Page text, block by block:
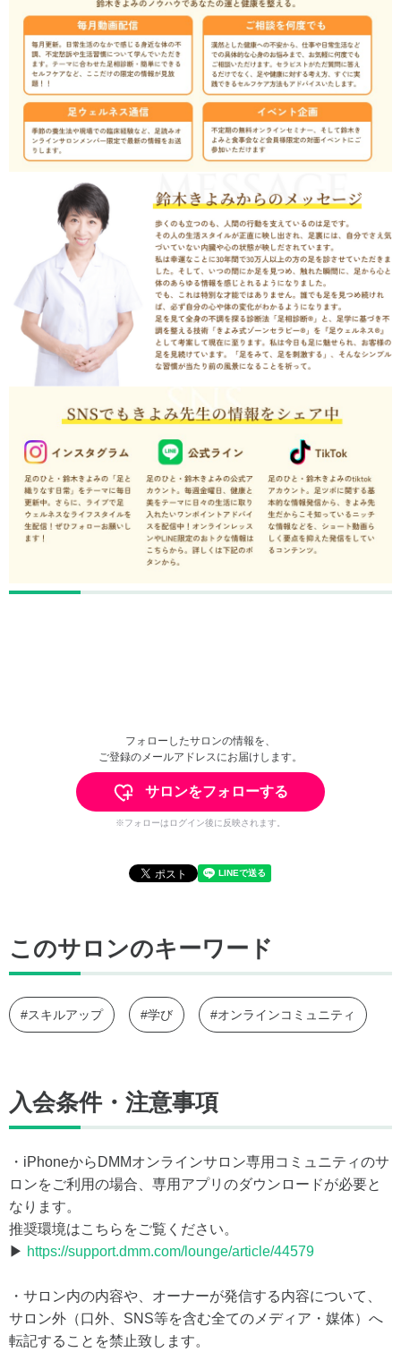
フォローしたサロンの情報を、
ご登録のメールアドレスにお届けします。
サロンをフォローする
※フォローはログイン後に反映されます。
このサロンのキーワード
#スキルアップ #学び #オンラインコミュニティ
入会条件・注意事項
・iPhoneからDMMオンラインサロン専用コミュニティのサ
ロンをご利用の場合、専用アプリのダウンロードが必要と
なります。
推奨環境はこちらをご覧ください。
▶ https://support.dmm.com/lounge/article/44579
・サロン内の内容や、オーナーが発信する内容について、
サロン外（口外、SNS等を含む全てのメディア・媒体）へ
転記することを禁止致します。